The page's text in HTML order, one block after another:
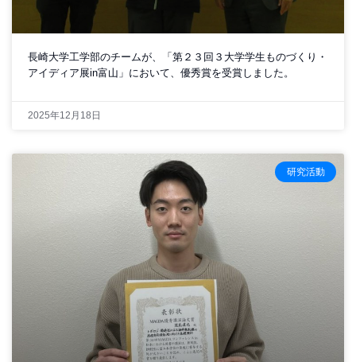
長崎大学工学部のチームが、「第２３回３大学学生ものづくり・
アイディア展in富山」において、優秀賞を受賞しました。
2025年12月18日
研究活動